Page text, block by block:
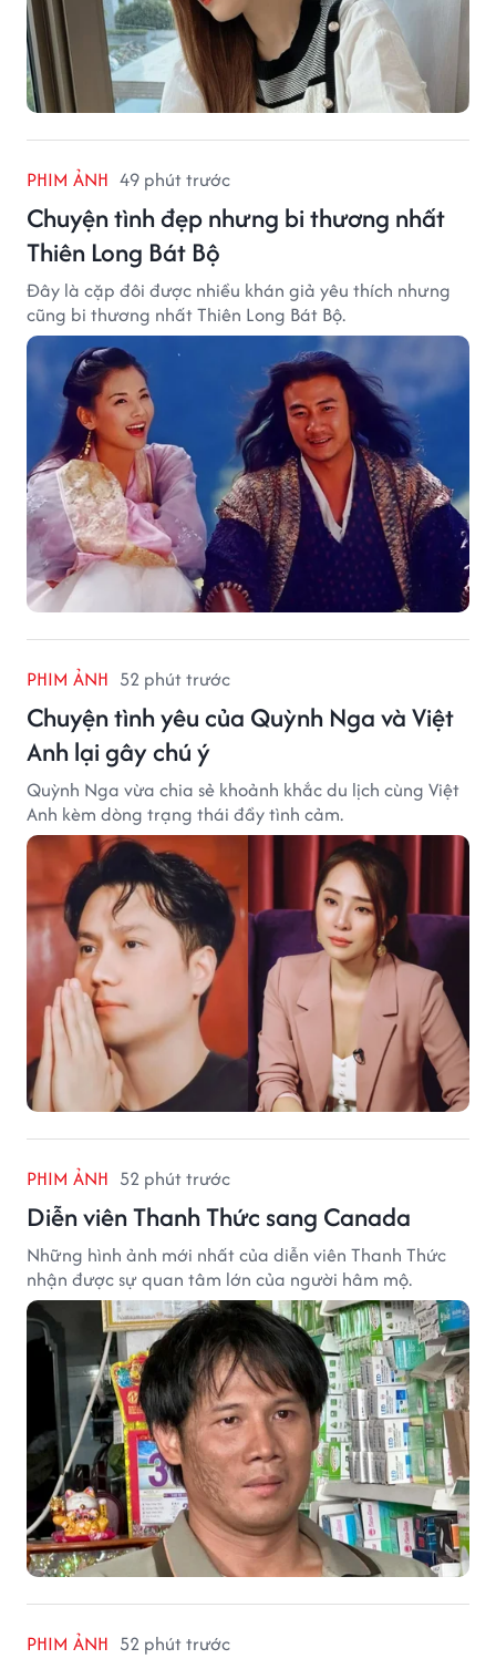
PHIM ẢNH 49 phút trước
Chuyện tình đẹp nhưng bi thương nhất
Thiên Long Bát Bộ
Đây là cặp đôi được nhiều khán giả yêu thích nhưng
cũng bi thương nhất Thiên Long Bát Bộ.
PHIM ẢNH 52 phút trước
Chuyện tình yêu của Quỳnh Nga và Việt
Anh lại gây chú ý
Quỳnh Nga vừa chia sẻ khoảnh khắc du lịch cùng Việt
Anh kèm dòng trạng thái đầy tình cảm.
PHIM ẢNH 52 phút trước
Diễn viên Thanh Thức sang Canada
Những hình ảnh mới nhất của diễn viên Thanh Thức
nhận được sự quan tâm lớn của người hâm mộ.
PHIM ẢNH 52 phút trước